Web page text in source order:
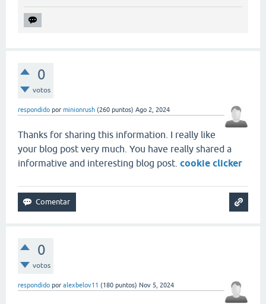
0
votos
respondido por minionrush (260 puntos) Ago 2, 2024
Thanks for sharing this information. I really like
your blog post very much. You have really shared a
informative and interesting blog post. cookie clicker
0
votos
respondido por alexbelov11 (180 puntos) Nov 5, 2024